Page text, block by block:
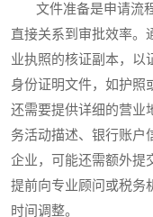
文件准备是申请流程
直接关系到审批效率。
业执照的核证副本，以
身份证明文件，如护照
还需要提供详细的营业
务活动描述、银行账户
企业，可能还需额外提
提前向专业顾问或税务
时间调整。